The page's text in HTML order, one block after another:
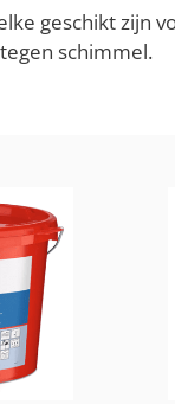
geschikt zijn
schimmel.